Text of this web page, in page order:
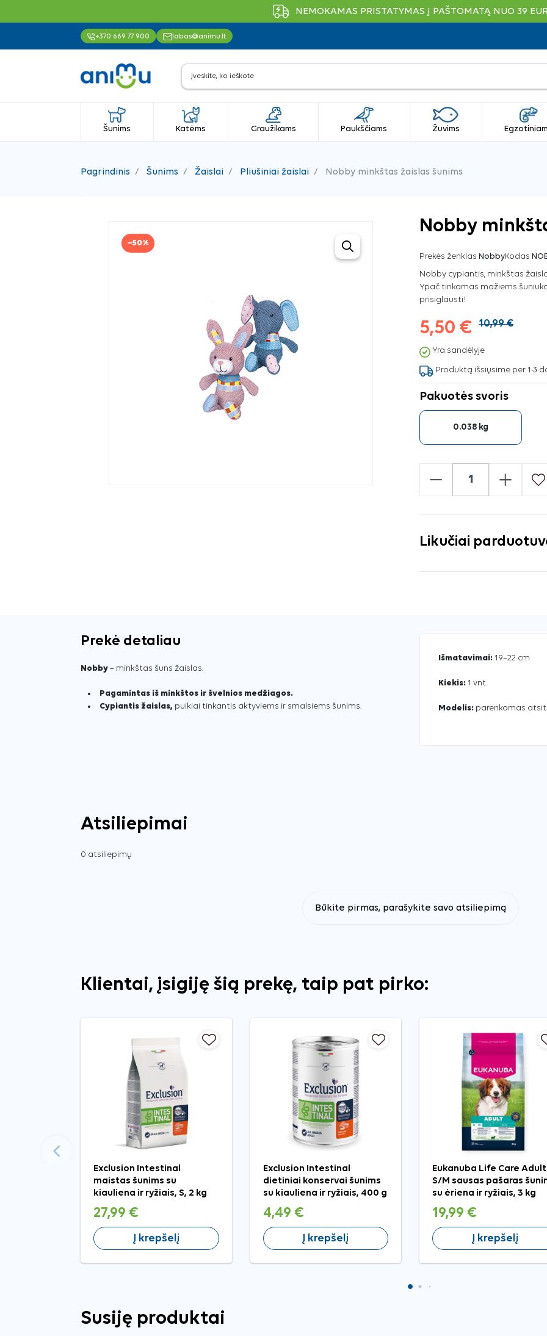
NEMOKAMAS PRISTATYMAS Į PAŠTOMATĄ NUO 39 EUR
+370 669 77 900 labas@animu.lt
Šunims Katėms Graužikams Paukščiams Žuvims
Pagrindinis Šunims Žaislai Pliušiniai žaislai Nobby minkštas žaislas šunims
−50%
Nobby
Prekės ženklas NobbyKodas
Nobby cypiantis, minkštas
Ypač tinkamas mažiems
prisiglausti!
5,50 € 10,99 €
Yra sandėlyje
Produktą išsiųsime per 1-3
Pakuotės svoris
0.038 kg
- +
Likučiai
Prekė detaliau
Nobby – minkštas šuns žaislas.
Pagamintas iš minkštos ir švelnios medžiagos.
Cypiantis žaislas, puikiai tinkantis aktyviems ir smalsiems šunims.
Išmatavimai: 19–22 cm
Kiekis: 1 vnt.
Modelis: parenkamas
Atsiliepimai
0 atsiliepimų
Būkite pirmas, parašykite savo atsiliepimą
Klientai, įsigiję šią prekę, taip pat pirko:
Exclusion Intestinal
maistas šunims su
kiauliena ir ryžiais, S, 2 kg
27,99 €
Į krepšelį
Exclusion Intestinal
dietiniai konservai šunims
su kiauliena ir ryžiais, 400 g
4,49 €
Į krepšelį
Eukanuba Life Care Adult
S/M sausas pašaras
su ėriena ir ryžiais, 3 kg
19,99 €
Į krepšelį
Ankstesnis
Susiję produktai